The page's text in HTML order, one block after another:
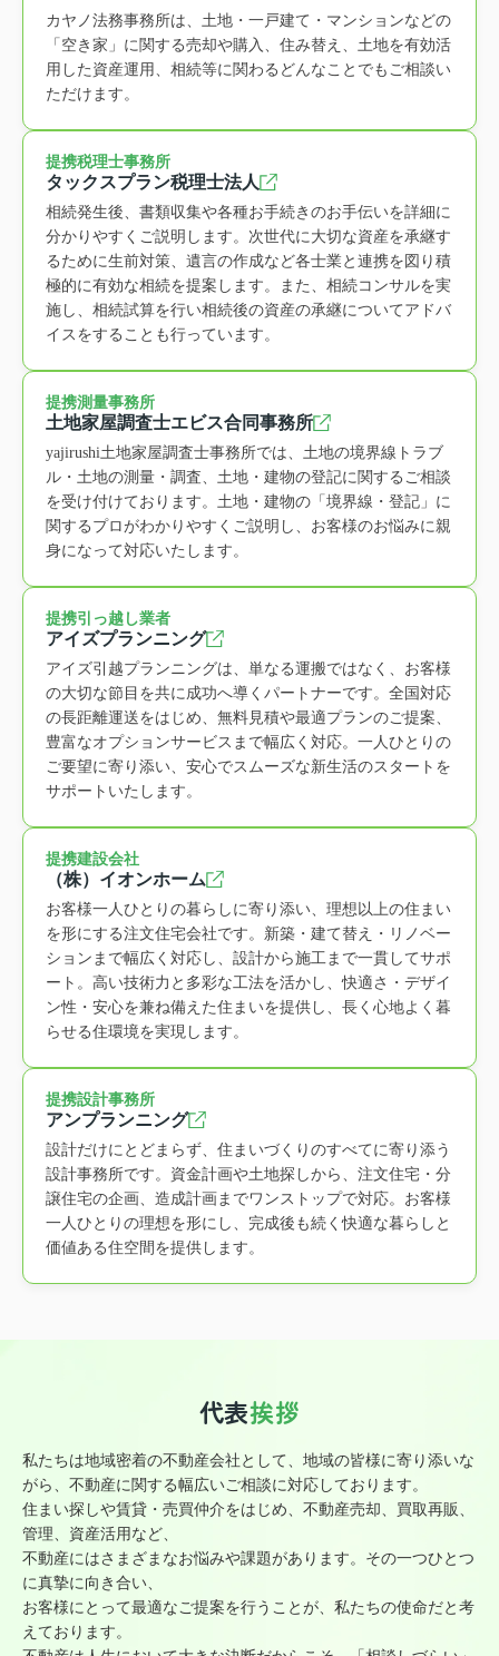
カヤノ法務事務所は、土地・一戸建て・マンションなどの
「空き家」に関する売却や購入、住み替え、土地を有効活
用した資産運用、相続等に関わるどんなことでもご相談い
ただけます。
提携税理士事務所
タックスプラン税理士法人
相続発生後、書類収集や各種お手続きのお手伝いを詳細に
分かりやすくご説明します。次世代に大切な資産を承継す
るために生前対策、遺言の作成など各士業と連携を図り積
極的に有効な相続を提案します。また、相続コンサルを実
施し、相続試算を行い相続後の資産の承継についてアドバ
イスをすることも行っています。
提携測量事務所
土地家屋調査士エビス合同事務所
yajirushi土地家屋調査士事務所では、土地の境界線トラブ
ル・土地の測量・調査、土地・建物の登記に関するご相談
を受け付けております。土地・建物の「境界線・登記」に
関するプロがわかりやすくご説明し、お客様のお悩みに親
身になって対応いたします。
提携引っ越し業者
アイズプランニング
アイズ引越プランニングは、単なる運搬ではなく、お客様
の大切な節目を共に成功へ導くパートナーです。全国対応
の長距離運送をはじめ、無料見積や最適プランのご提案、
豊富なオプションサービスまで幅広く対応。一人ひとりの
ご要望に寄り添い、安心でスムーズな新生活のスタートを
サポートいたします。
提携建設会社
（株）イオンホーム
お客様一人ひとりの暮らしに寄り添い、理想以上の住まい
を形にする注文住宅会社です。新築・建て替え・リノベー
ションまで幅広く対応し、設計から施工まで一貫してサポ
ート。高い技術力と多彩な工法を活かし、快適さ・デザイ
ン性・安心を兼ね備えた住まいを提供し、長く心地よく暮
らせる住環境を実現します。
提携設計事務所
アンプランニング
設計だけにとどまらず、住まいづくりのすべてに寄り添う
設計事務所です。資金計画や土地探しから、注文住宅・分
譲住宅の企画、造成計画までワンストップで対応。お客様
一人ひとりの理想を形にし、完成後も続く快適な暮らしと
価値ある住空間を提供します。
代表挨拶
私たちは地域密着の不動産会社として、地域の皆様に寄り添いな
がら、不動産に関する幅広いご相談に対応しております。
住まい探しや賃貸・売買仲介をはじめ、不動産売却、買取再販、
管理、資産活用など、
不動産にはさまざまなお悩みや課題があります。その一つひとつ
に真摯に向き合い、
お客様にとって最適なご提案を行うことが、私たちの使命だと考
えております。